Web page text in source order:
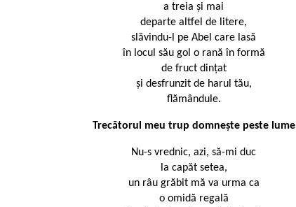
a treia şi mai
departe altfel de litere,
slăvindu-l pe Abel care lasă
în locul său gol o rană în formă
de fruct dinţat
şi desfrunzit de harul tău,
flămândule.
Trecătorul meu trup domneşte peste lume
Nu-s vrednic, azi, să-mi duc
la capăt setea,
un râu grăbit mă va urma ca
o omidă regală